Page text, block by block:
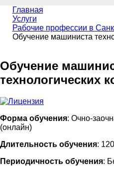
Главная
Услуги
Рабочие профессии в
Обучение машиниста
Обучение
технологических
Форма обучения: Очно-
(онлайн)
Длительность обучения:
Периодичность обучения: